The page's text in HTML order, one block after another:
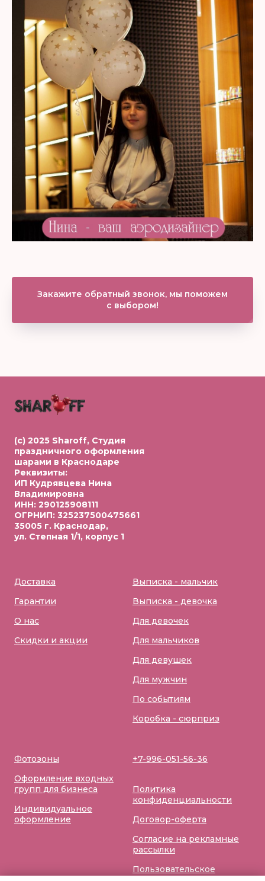
Закажите обратный звонок, мы поможем
с выбором!
(c) 2025 Sharoff, Студия
праздничного оформления
шарами в Краснодаре
Реквизиты:
ИП Кудрявцева Нина
Владимировна
ИНН: 290125908111
ОГРНИП: 325237500475661
35005 г. Краснодар,
ул. Степная 1/1, корпус 1
Доставка
Гарантии
О нас
Скидки и акции
Выписка - мальчик
Выписка - девочка
Для девочек
Для мальчиков
Для девушек
Для мужчин
По событиям
Коробка - сюрприз
Фотозоны
Оформление входных
групп для бизнеса
Индивидуальное
оформление
+7-996-051-56-36
Политика
конфиденциальности
Договор-оферта
Согласие на рекламные
рассылки
Пользовательское